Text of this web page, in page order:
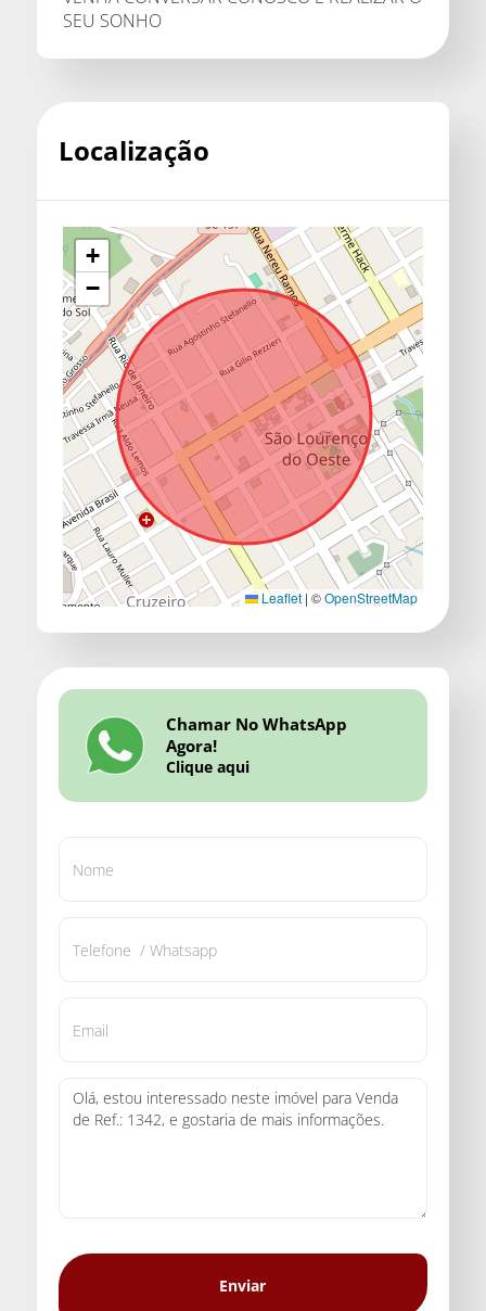
SEU SONHO
Localização
+
−
Leaflet | ©OpenStreetMap
Chamar No WhatsApp
Agora!
Clique aqui